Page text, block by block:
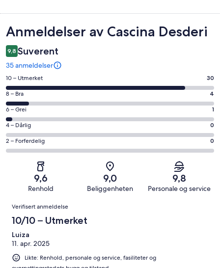
Anmeldelser
Anmeldelser av Cascina Desderi
9,8 Suverent
35 anmeldelser
Rangering
på
10
−
Utmerket.
30
av
totalt
anmeldelser.
10 – Utmerket 30
Rangering
på
8
−
Bra.
4
anmeldelser.
8 – Bra 4
Rangering
på
6
−
Grei.
anmeldelser.
6 – Grei 1
Rangering
på
4
35
anmeldelser.
4 – Dårlig 0
Rangering
på
Forferdelig.
av
35
anmeldelser.
2 – Forferdelig 0
9,6
Renhold
9,0
Beliggenheten
9,8
Personale og service
Anmeldelser
Verifisert anmeldelse
10/10 – Utmerket
Luiza
11. apr. 2025
Likte: Renhold, personale og service, fasiliteter og